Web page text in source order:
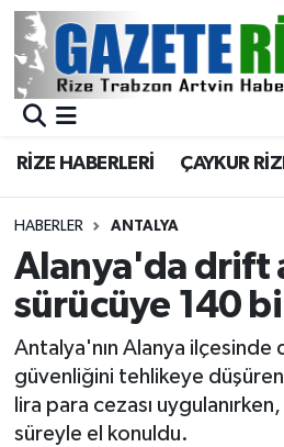
RİZE HABERLERİ ÇAYKUR
HABERLER ANTALYA
Alanya'da drift
sürücüye 140
Antalya'nın Alanya
güvenliğini tehlikeye
lira para cezası
süreyle el konuldu.
BÖLGEMİZ
Asayiş
Rize Jandarma
Bilim Teknoloji
Bölge
Advertising news
Merkez Nöbetçi
Merkez Trafik Yoğunluk
Süper Lig Puan Durumu
Tüm Manşetler
Son Dakika Haberleri